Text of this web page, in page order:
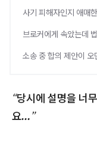
사기 피해자인지 애매
브로커에게 속았는데
소송 중 합의 제안이
“당시에 설명을 너
요…”